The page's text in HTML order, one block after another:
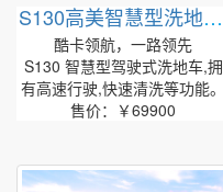
S130高美智慧型洗地车|
中型驾驶式洗地车
酷卡领航，一路领先
S130 智慧型驾驶式洗地车,拥
有高速行驶,快速清洗等功能。
售价：￥69900